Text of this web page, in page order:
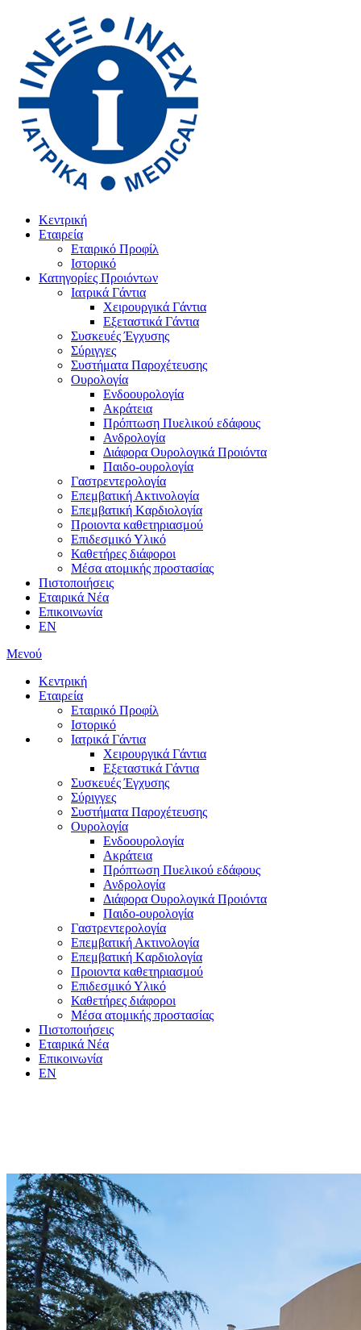
Κεντρική
Εταιρεία
Εταιρικό Προφίλ
Ιστορικό
Κατηγορίες Προιόντων
Ιατρικά Γάντια
Χειρουργικά Γάντια
Εξεταστικά Γάντια
Συσκευές Έγχυσης
Σύριγγες
Συστήματα Παροχέτευσης
Ουρολογία
Ενδοουρολογία
Ακράτεια
Πρόπτωση Πυελικού εδάφους
Ανδρολογία
Διάφορα Ουρολογικά Προιόντα
Παιδο-ουρολογία
Γαστρεντερολογία
Επεμβατική Ακτινολογία
Επεμβατική Kαρδιολογία
Προιοντα καθετηριασμού
Επιδεσμικό Υλικό
Καθετήρες διάφοροι
Μέσα ατομικής προστασίας
Πιστοποιήσεις
Εταιρικά Νέα
Επικοινωνία
EN
Μενού
Κεντρική
Εταιρεία
Εταιρικό Προφίλ
Ιστορικό
Ιατρικά Γάντια
Χειρουργικά Γάντια
Εξεταστικά Γάντια
Συσκευές Έγχυσης
Σύριγγες
Συστήματα Παροχέτευσης
Ουρολογία
Ενδοουρολογία
Ακράτεια
Πρόπτωση Πυελικού εδάφους
Ανδρολογία
Διάφορα Ουρολογικά Προιόντα
Παιδο-ουρολογία
Γαστρεντερολογία
Επεμβατική Ακτινολογία
Επεμβατική Kαρδιολογία
Προιοντα καθετηριασμού
Επιδεσμικό Υλικό
Καθετήρες διάφοροι
Μέσα ατομικής προστασίας
Πιστοποιήσεις
Εταιρικά Νέα
Επικοινωνία
EN